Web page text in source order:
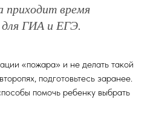
приходит время
ГИА и ЕГЭ.
«пожара» и не делать такой
подготовьтесь заранее.
помочь ребенку выбрать